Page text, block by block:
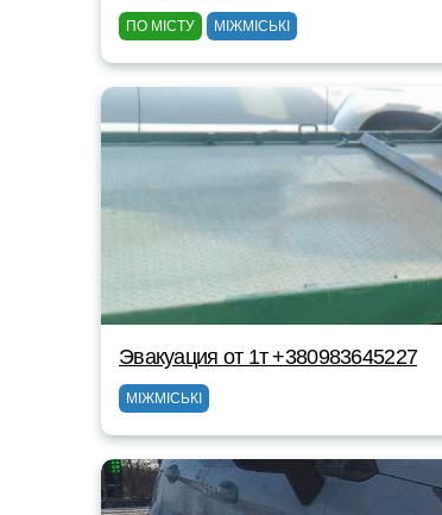
ПО МІСТУ МІЖМІСЬКІ
Эвакуация от 1т +380983645227
МІЖМІСЬКІ